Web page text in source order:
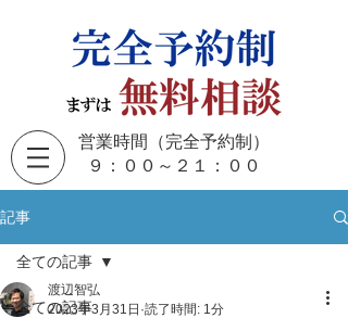
営業時間（完全予約制）
​９：００～２１：００
記事
全ての記事
全ての記事
渡辺智弘
2023年3月31日 読了時間: 1分